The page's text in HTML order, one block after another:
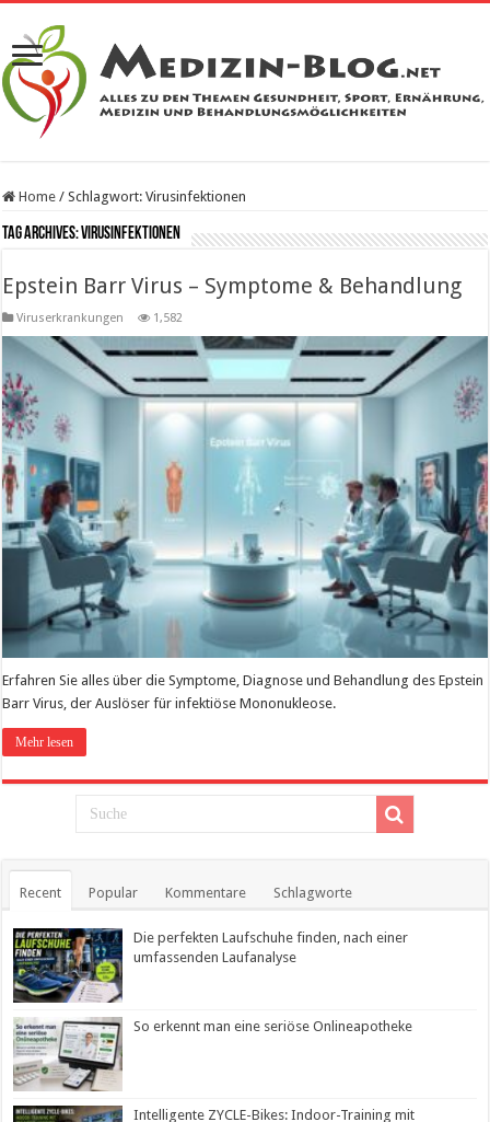
Home / Schlagwort:Virusinfektionen
Tag Archives:Virusinfektionen
Epstein Barr Virus – Symptome & Behandlung
Viruserkrankungen 1,582
Erfahren Sie alles über die Symptome, Diagnose und Behandlung des Epstein
Barr Virus, der Auslöser für infektiöse Mononukleose.
Mehr lesen
Recent Popular Kommentare Schlagworte
Die perfekten Laufschuhe finden, nach einer
umfassenden Laufanalyse
So erkennt man eine seriöse Onlineapotheke
Intelligente ZYCLE-Bikes: Indoor-Training mit